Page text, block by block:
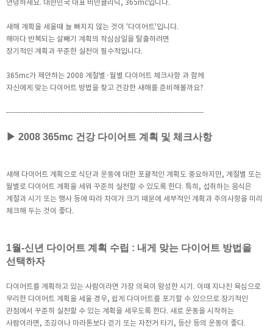
안녕하세요. 대한민국 대표 비만클리닉, 365mc입니다.
새해 계획을 세울때 늘 빠지지 않는 것이 '다이어트'입니다.
해마다 반복되는 살빼기 계획의 작심삼일을 탈출하려면
장기적인 계획과 꾸준한 실천이 필수적입니다.
365mc가 제안하는 2008 계절별·월별 다이어트 체크사항 과 함께
자신에게 맞는 다이어트 방법을 찾고 건강한 새해를 준비해볼까요?
---------------------------------------------------------------------------------
▶ 2008 365mc 건강 다이어트 계획 및 체크사항
새해 다이어트 계획으로 식단과 운동에 대한 포괄적인 계획도 중요하지만, 계절별 또는
월별로 다이어트 계획을 세워 꾸준히 실천할 수 있도록 한다. 특히, 섭취하는 음식은
계절과 시기 또는 행사 등에 따라 차이가 크기 때문에 세부적인 계획과 주의사항을 미리
체크해 두는 것이 좋다.
1월-신년 다이어트 계획 수립 : 내게 맞는 다이어트 방법을
선택하자
다이어트를 계획하고 있는 사람이라면 가장 의욕이 왕성한 시기. 이때 지나친 욕심으로
무리한 다이어트 계획을 세울 경우, 쉽게 다이어트를 포기할 수 있으므로 장기적인
관점에서 꾸준히 실천할 수 있는 계획을 세우도록 한다. 새로 운동을 시작하는
사람이라면, 조깅이나 마라톤보다 걷기 또는 자전거 타기, 등산 등의 운동이 좋다.